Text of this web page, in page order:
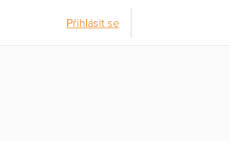
Přihlásit se